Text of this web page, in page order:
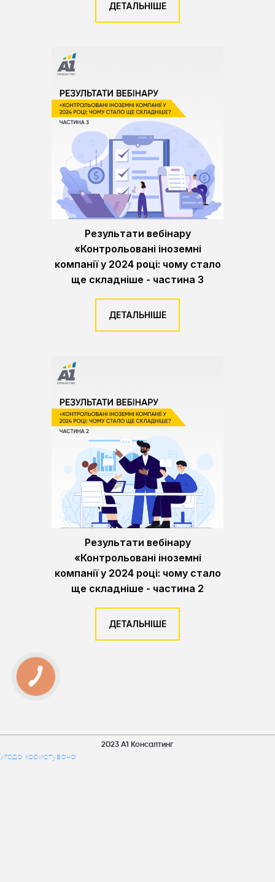
ДЕТАЛЬНІШЕ
Результати вебінару
«Контрольовані іноземні
компанії у 2024 році: чому стало
ще складніше - частина 3
ДЕТАЛЬНІШЕ
Результати вебінару
«Контрольовані іноземні
компанії у 2024 році: чому стало
ще складніше - частина 2
ДЕТАЛЬНІШЕ
2023 А1 Консалтинг
Угода користувача